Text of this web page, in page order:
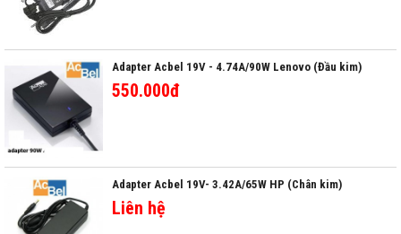
Adapter Acbel 19V - 4.74A/90W Lenovo (Đầu kim)
550.000đ
Adapter Acbel 19V- 3.42A/65W HP (Chân kim)
Liên hệ